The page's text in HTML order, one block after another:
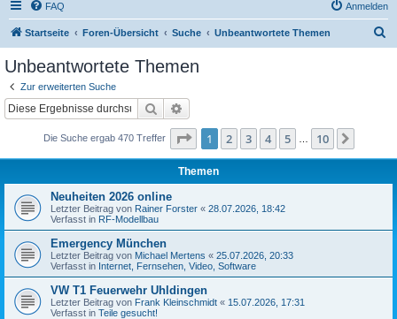
FAQ Anmelden
Startseite Foren-Übersicht Suche Unbeantwortete Themen
Unbeantwortete Themen
Zur erweiterten Suche
Suche
Die Suche ergab 470 Treffer Seite 1von 10
1 2 3 4 5 10
Themen
Neuheiten 2026 online
Letzter Beitrag von Rainer Forster « 28.07.2026, 18:42
Verfasst in RF-Modellbau
Emergency München
Letzter Beitrag von Michael Mertens « 25.07.2026, 20:33
Verfasst in Internet, Fernsehen, Video, Software
VW T1 Feuerwehr Uhldingen
Letzter Beitrag von Frank Kleinschmidt « 15.07.2026, 17:31
Verfasst in Teile gesucht!